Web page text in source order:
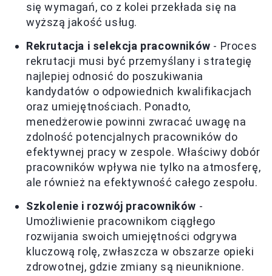
się wymagań, co z kolei przekłada się na
wyższą jakość usług.
Rekrutacja i selekcja pracowników - Proces
rekrutacji musi być przemyślany i strategię
najlepiej odnosić do poszukiwania
kandydatów o odpowiednich kwalifikacjach
oraz umiejętnościach. Ponadto,
menedżerowie powinni zwracać uwagę na
zdolność potencjalnych pracowników do
efektywnej pracy w zespole. Właściwy dobór
pracowników wpływa nie tylko na atmosferę,
ale również na efektywność całego zespołu.
Szkolenie i rozwój pracowników -
Umożliwienie pracownikom ciągłego
rozwijania swoich umiejętności odgrywa
kluczową rolę, zwłaszcza w obszarze opieki
zdrowotnej, gdzie zmiany są nieuniknione.